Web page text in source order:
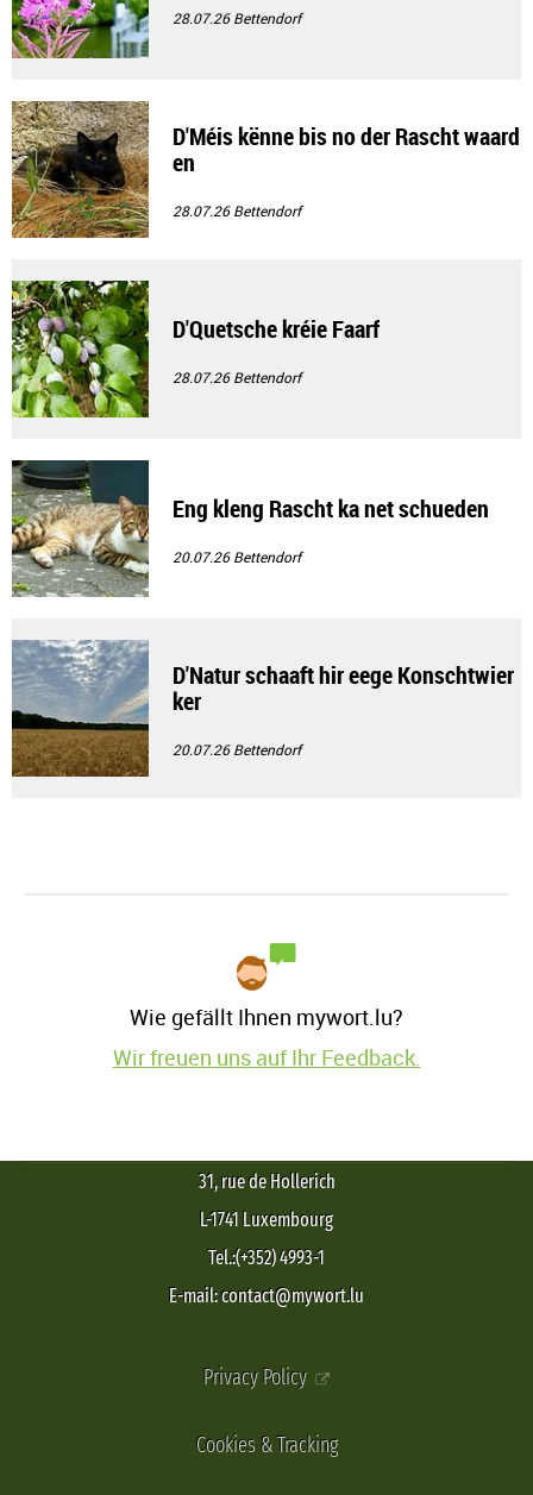
28.07.26Bettendorf
D'Méis kënne bis no der Rascht waard
en
28.07.26Bettendorf
D'Quetsche kréie Faarf
28.07.26Bettendorf
Eng kleng Rascht ka net schueden
20.07.26Bettendorf
D'Natur schaaft hir eege Konschtwier
ker
20.07.26Bettendorf
Wie gefällt Ihnen mywort.lu?
Wir freuen uns auf Ihr Feedback.
31, rue de Hollerich
L-1741 Luxembourg
Tel.:(+352) 4993-1
E-mail: contact@mywort.lu
Privacy Policy
Cookies & Tracking